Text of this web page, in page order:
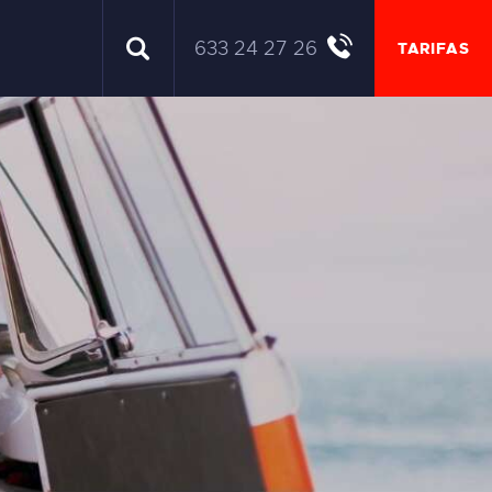
633 24 27 26 TARIFAS